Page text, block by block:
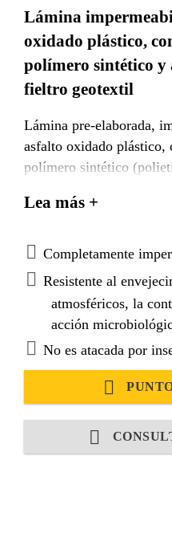
Lámina
oxidado plástico,
polímero sintético y
fieltro geotextil
Lámina pre-elaborada,
asfalto oxidado plástico,
polímero sintético
una cara y
en la otra.
Lea más +
Completamente
Resistente al
atmosféricos, la
acción
No es atacada por